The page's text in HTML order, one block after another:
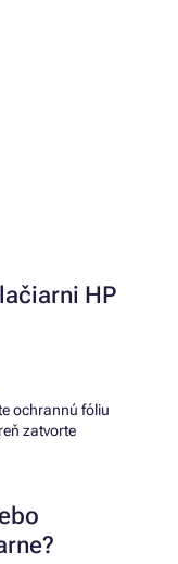
HP
ochrannú fóliu
zatvorte